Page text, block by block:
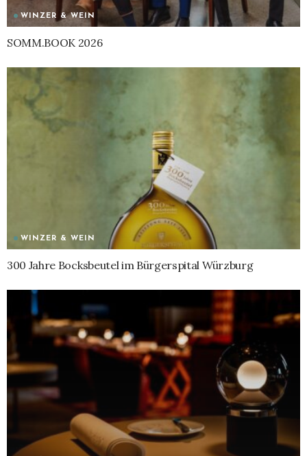
WINZER & WEIN
SOMM.BOOK 2026
WINZER & WEIN
300 Jahre Bocksbeutel im Bürgerspital Würzburg